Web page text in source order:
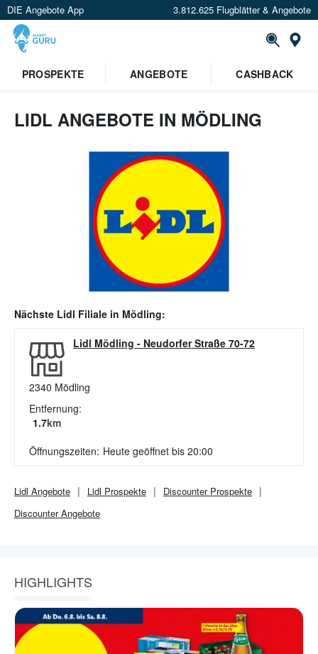
DIE Angebote App 3.812.625 Flugblätter & Angebote
PROSPEKTE
ANGEBOTE CASHBACK
LIDL ANGEBOTE IN MÖDLING
Nächste Lidl Filiale in Mödling:
Lidl Mödling - Neudorfer Straße 70-72
2340 Mödling
Entfernung:
1.7km
Öffnungszeiten: Heute geöffnet bis 20:00
Lidl Angebote Lidl Prospekte DiscounterProspekte
DiscounterAngebote
HIGHLIGHTS